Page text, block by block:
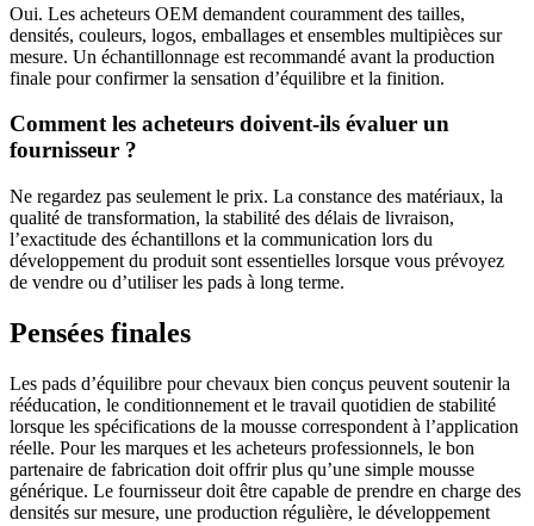
Oui. Les acheteurs OEM demandent couramment des tailles,
densités, couleurs, logos, emballages et ensembles multipièces sur
mesure. Un échantillonnage est recommandé avant la production
finale pour confirmer la sensation d’équilibre et la finition.
Comment les acheteurs doivent-ils évaluer un
fournisseur ?
Ne regardez pas seulement le prix. La constance des matériaux, la
qualité de transformation, la stabilité des délais de livraison,
l’exactitude des échantillons et la communication lors du
développement du produit sont essentielles lorsque vous prévoyez
de vendre ou d’utiliser les pads à long terme.
Pensées finales
Les pads d’équilibre pour chevaux bien conçus peuvent soutenir la
rééducation, le conditionnement et le travail quotidien de stabilité
lorsque les spécifications de la mousse correspondent à l’application
réelle. Pour les marques et les acheteurs professionnels, le bon
partenaire de fabrication doit offrir plus qu’une simple mousse
générique. Le fournisseur doit être capable de prendre en charge des
densités sur mesure, une production régulière, le développement